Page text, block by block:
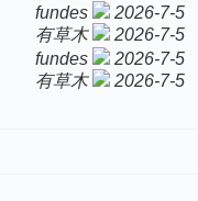
fundes 2026-7-5
有草木
2026-7-5
fundes 2026-7-5
有草木 2026-7-5